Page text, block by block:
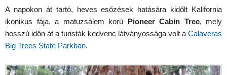
A napokon át tartó, heves esőzések hatására kidőlt Kalifornia
ikonikus fája, a matuzsálem korú Pioneer Cabin Tree, mely
hosszú időn át a turisták kedvenc látványossága volt a Calaveras
Big Trees State Parkban.